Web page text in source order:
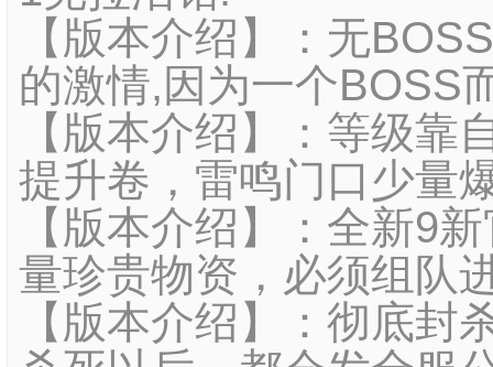
【版本介绍】：无
的激情,因为一个BOSS
【版本介绍】：等级
提升卷，雷鸣门口少量
【版本介绍】：全新9
量珍贵物资，必须组队
【版本介绍】：彻底